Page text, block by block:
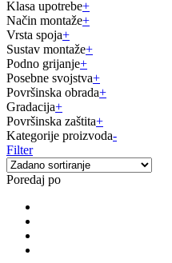
Klasa upotrebe+
Način montaže+
Vrsta spoja+
Sustav montaže+
Podno grijanje+
Posebne svojstva+
Površinska obrada+
Gradacija+
Površinska zaštita+
Kategorije proizvoda-
Filter
Poredaj po